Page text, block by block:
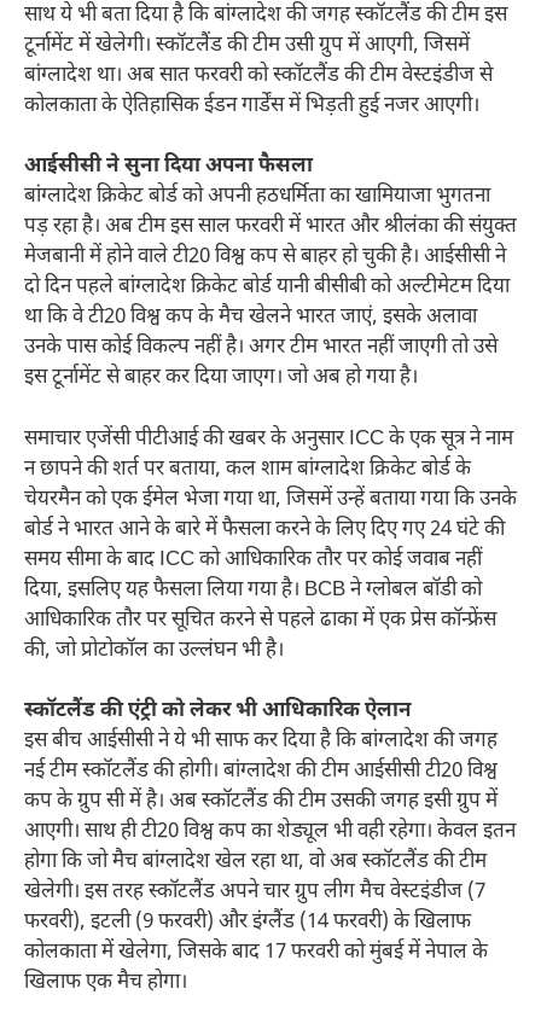
साथ ये भी बता दिया है कि बांग्लादेश की जगह स्कॉटलैंड की टीम इस
टूर्नामेंट में खेलेगी। स्कॉटलैंड की टीम उसी ग्रुप में आएगी, जिसमें
बांग्लादेश था। अब सात फरवरी को स्कॉटलैंड की टीम वेस्टइंडीज से
कोलकाता के ऐतिहासिक ईडन गार्डेंस में भिड़ती हुई नजर आएगी।
आईसीसी ने सुना दिया अपना फैसला
बांग्लादेश क्रिकेट बोर्ड को अपनी हठध​र्मिता का खामियाजा भुगतना
पड़ रहा है। अब टीम इस साल फरवरी में भारत और श्रीलंका की संयुक्त
मेजबानी में होने वाले टी20 विश्व कप से बाहर हो चुकी है। आईसीसी ने
दो दिन पहले बांग्लादेश क्रिकेट बोर्ड यानी बीसीबी को अल्टीमेटम दिया
था कि वे टी20 विश्व कप के मैच खेलने भारत जाएं, इसके अलावा
उनके पास कोई विकल्प नहीं है। अगर टीम भारत नहीं जाएगी तो उसे
इस टूर्नामेंट से बाहर कर दिया जाएग। जो अब हो गया है।
समाचार एजेंसी पीटीआई की खबर के अनुसार ICC के एक सूत्र ने नाम
न छापने की शर्त पर बताया, कल शाम बांग्लादेश क्रिकेट बोर्ड के
चेयरमैन को एक ईमेल भेजा गया था, जिसमें उन्हें बताया गया कि उनके
बोर्ड ने भारत आने के बारे में फैसला करने के लिए दिए गए 24 घंटे की
समय सीमा के बाद ICC को आधिकारिक तौर पर कोई जवाब नहीं
दिया, इसलिए यह फैसला लिया गया है। BCB ने ग्लोबल बॉडी को
आधिकारिक तौर पर सूचित करने से पहले ढाका में एक प्रेस कॉन्फ्रेंस
की, जो प्रोटोकॉल का उल्लंघन भी है।
स्कॉटलैंड की एंट्री को लेकर भी आधिकारिक ऐलान
इस बीच आईसीसी ने ये भी साफ कर दिया है कि बांग्लादेश की जगह
नई टीम स्कॉटलैंड की होगी। बांग्लादेश की टीम आईसीसी टी20 विश्व
कप के ग्रुप सी में है। अब स्कॉटलैंड की टीम उसकी जगह इसी ग्रुप में
आएगी। साथ ही टी20 विश्व कप का शेड्यूल भी वही रहेगा। केवल इतन
होगा कि जो मैच बांग्लादेश खेल रहा था, वो अब स्कॉटलैंड की टीम
खेलेगी। इस तरह स्कॉटलैंड अपने चार ग्रुप लीग मैच वेस्टइंडीज (7
फरवरी), इटली (9 फरवरी) और इंग्लैंड (14 फरवरी) के खिलाफ
कोलकाता में खेलेगा, जिसके बाद 17 फरवरी को मुंबई में नेपाल के
खिलाफ एक मैच होगा।